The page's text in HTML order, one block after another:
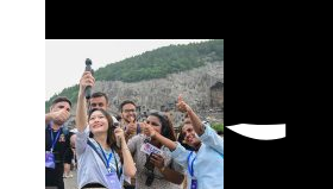
FACEBOOK
PINTEREST